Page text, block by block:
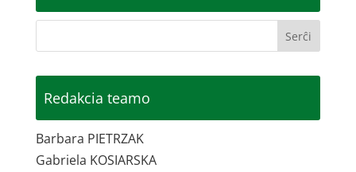
Redakcia teamo
Barbara PIETRZAK
Gabriela KOSIARSKA